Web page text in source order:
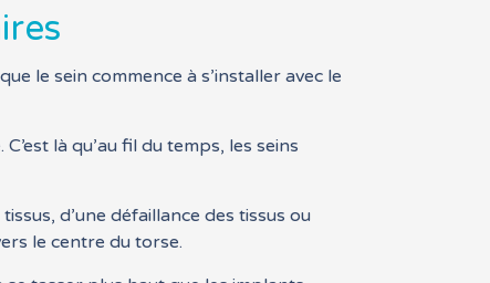
le sein commence à s’installer avec le
là qu’au fil du temps, les seins
d’une défaillance des tissus ou
le centre du torse.